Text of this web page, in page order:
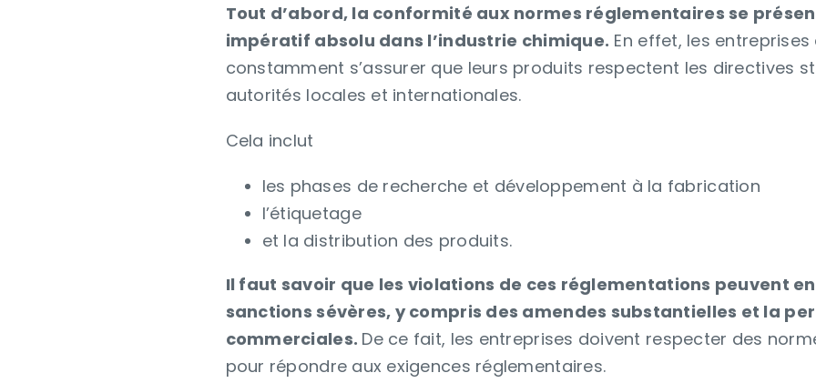
Tout d’abord, la conformité aux normes réglementaires se
impératif absolu dans l’industrie chimique. En effet, les
constamment s’assurer que leurs produits respectent les directives
autorités locales et internationales.
Cela inclut
les phases de recherche et développement à la fabrication
l’étiquetage
et la distribution des produits.
Il faut savoir que les violations de ces réglementations peuvent
sanctions sévères, y compris des amendes substantielles et la
commerciales. De ce fait, les entreprises doivent respecter des
pour répondre aux exigences réglementaires.